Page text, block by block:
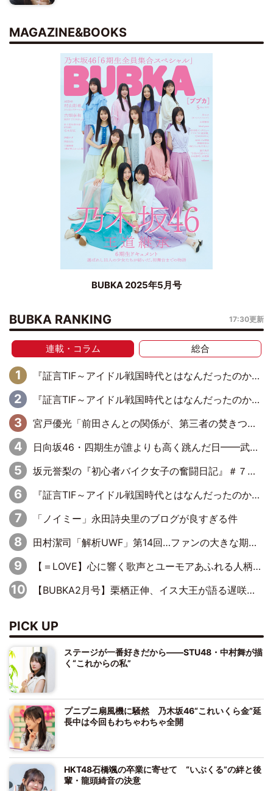
MAGAZINE&BOOKS
BUBKA 2025年5月号
BUBKA RANKING 17:30更新
連載・コラム 総合
『証言TIF～アイドル戦国時代とはなんだったのか～』第11回：私立恵比寿中学・真山りか×安本彩花「TIFで10年ぶりのキョンシーメイクをしたら、場を完全に引かせてしまって。時代が変わったんだなって」
『証言TIF～アイドル戦国時代とはなんだったのか～』第10回：さくら学院・武藤彩未×飯田らうら「正直、中3で辞めるというのを信じてなくて。そう言われてはいたけど、嘘でしょって」
宮戸優光「前田さんとの関係が、第三者の焚きつけのようなかたちで壊されてしまったのは、悲しいことですよ」【UWF】
日向坂46・四期生が誰よりも高く跳んだ日━━武道館3Daysで見せつけた実力と一体感、そしてハッピーオーラ！
坂元誉梨の『初心者バイク女子の奮闘日記』＃７７「我慢大会してませんか？」
『証言TIF～アイドル戦国時代とはなんだったのか～』第8回：Negicco・Nao☆×Megu×Kaede「東京からオファーが来たのと、梨の皮剥きとどっちが大事なんだって」
「ノイミー」永田詩央里のブログが良すぎる件
田村潔司「解析UWF」第14回…ファンの大きな期待と現実の厳しい闘い
【＝LOVE】心に響く歌声とユーモアあふれる人柄でファンに笑顔と元気を届けてくれる諸橋沙夏さんの魅力～Your Voice Is For Us～
【BUBKA2月号】栗栖正伸、イス大王が語る遅咲きヒールとしての苦節50年
PICK UP
ステージが一番好きだから――STU48・中村舞が描
く“これからの私”
プニプニ扇風機に騒然 乃木坂46“これいくら金”延
長中は今回もわちゃわちゃ全開
HKT48石橋颯の卒業に寄せて “いぶくる”の絆と後
輩・龍頭綺音の決意